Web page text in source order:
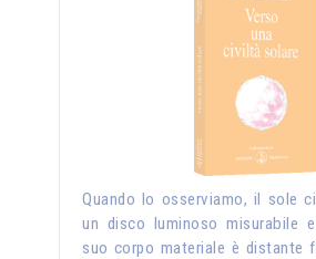
Quando lo osserviamo, il sole
un disco luminoso misurabile
suo corpo materiale è distante